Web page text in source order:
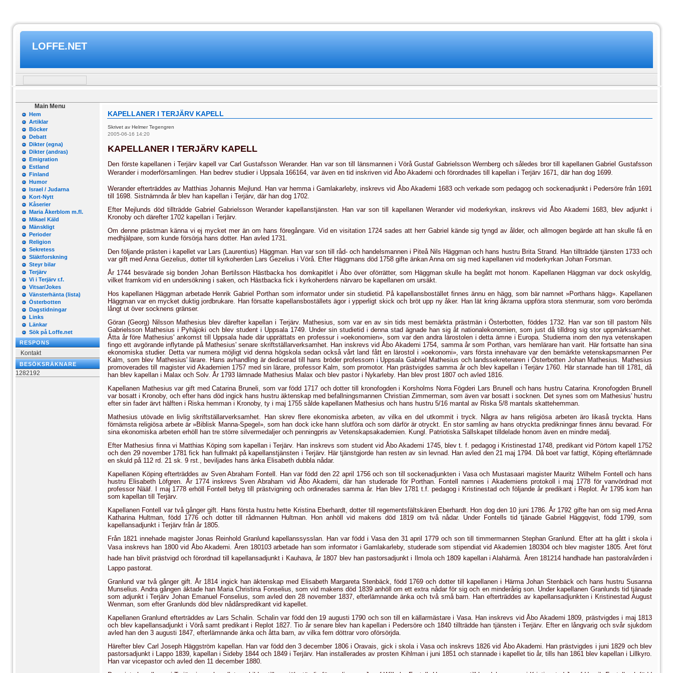
LOFFE.NET
Main Menu
Hem
Artiklar
Böcker
Debatt
Dikter (egna)
Dikter (andras)
Emigration
Estland
Finland
Humor
Israel / Judarna
Kort-Nytt
Kåserier
Maria Åkerblom m.fl.
Mikael Käld
Mänskligt
Perioder
Religion
Sekretess
Släktforskning
Steyr bilar
Terjärv
Vi i Terjärv r.f.
Vitsar/Jokes
Vänsterhänta (lista)
Österbotten
Dagstidningar
Links
Länkar
Sök på Loffe.net
RESPONS
Kontakt
BESÖKSRÄKNARE
1282192
KAPELLANER I TERJÄRV KAPELL
Skrivet av Helmer Tegengren
2005-06-16 14:20
KAPELLANER I TERJÄRV KAPELL
Den förste kapellanen i Terjärv kapell var Carl Gustafsson Werander. Han var son till länsmannen i Vörå Gustaf Gabriels­son Wernberg och således bror till kapellanen Gabriel Gustafsson
Werander i moderförsamlingen. Han bedrev studier i Uppsala 166164, var även en tid inskriven vid Åbo Akademi och förordnades till kapellan i Terjärv 1671, där han dog 1699.
Werander efterträddes av Matthias Johannis Mejlund. Han var hemma i Gamlakarleby, inskrevs vid Åbo Akademi 1683 och verkade som pedagog och sockenadjunkt i Pedersöre från 1691
till 1698. Sistnämnda år blev han kapellan i Terjärv, där han dog 1702.
Efter Mejlunds död tillträdde Gabriel Gabrielsson Werander kapellanstjänsten. Han var son till kapellanen Werander vid moderkyrkan, inskrevs vid Åbo Akademi 1683, blev adjunkt i
Kronoby och därefter 1702 kapellan i Terjärv.
Om denne prästman känna vi ej mycket mer än om hans föregångare. Vid en visitation 1724 sades att herr Gabriel kände sig tyngd av ålder, och allmogen begärde att han skulle få en
medhjälpare, som kunde försörja hans dotter. Han avled 1731.
Den följande prästen i kapellet var Lars (Laurentius) Häggman. Han var son till råd- och handelsmannen i Piteå Nils Häggman och hans hustru Brita Strand. Han tillträdde tjänsten 1733 och
var gift med Anna Gezelius, dotter till kyrkoherden Lars Gezelius i Vörå. Efter Häggmans död 1758 gifte änkan Anna om sig med kapellanen vid moder­kyrkan Johan Forsman.
År 1744 besvärade sig bonden Johan Bertilsson Hästbacka hos domkapitlet i Åbo över oförrätter, som Häggman skulle ha begått mot honom. Kapellanen Häggman var dock oskyl­dig,
vilket framkom vid en undersökning i saken, och Häst­backa fick i kyrkoherdens närvaro be kapellanen om ursäkt.
Hos kapellanen Häggman ar­betade Henrik Gabriel Porthan som informator under sin stu­dietid. På kapellansbostället finnes ännu en hägg, som bär namnet »Porthans hägg». Ka­pellanen
Häggman var en myc­ket duktig jordbrukare. Han försatte kapellansboställets ägor i ypperligt skick och bröt upp ny åker. Han lät kring åkrarna uppföra stora stenmurar, som voro berömda
långt ut över socknens grän­ser.
Göran (Georg) Nilsson Mat­hesius blev därefter kapellan i Terjärv. Mathesius, som var en av sin tids mest bemärkta prästmän i Österbotten, föddes 1732. Han var son till pas­torn Nils
Gabrielsson Mathesius i Pyhäjoki och blev student i Uppsala 1749. Under sin studietid i denna stad ägnade han sig åt nationalekonomien, som just då tilldrog sig stor uppmärksamhet.
Åtta år före Mathesius' ankomst till Upp­sala hade där upprättats en professur i »oekonomien», som var den andra lärostolen i detta ämne i Europa. Studierna inom den nya vetenskapen
fingo ett avgörande inflytande på Mathesius' senare skriftställarverksamhet. Han inskrevs vid Åbo Akademi 1754, samma år som Porthan, vars hemlärare han varit. Här fortsatte han sina
ekonomiska studier. Detta var numera möjligt vid denna högskola sedan också vårt land fått en lärostol i »oekonomi», vars första innehavare var den bemärkte vetenskapsmannen Per
Kalm, som blev Mathe­sius' lärare. Hans avhandling är dedicerad till hans bröder professorn i Uppsala Gabriel Mathesius och landssekreteraren i Österbotten Johan Mathesius. Mathesius
promoverades till magister vid Akademien 1757 med sin lärare, professor Kalm, som promotor. Han prästvigdes samma år och blev kapellan i Terjärv 1760. Här stannade han till 1781, då
han blev kapellan i Malax och Solv. År 1793 lämnade Mat­hesius Malax och blev pastor i Nykarleby. Han blev prost 1807 och avled 1816.
Kapellanen Mathesius var gift med Catarina Bruneli, som var född 1717 och dotter till kro­nofogden i Korsholms Norra Fögderi Lars Brunell och hans hustru Catarina. Kronofogden Brunell
var bosatt i Kronoby, och efter hans död ingick hans hustru äktenskap med befallningsmannen Christian Zimmerman, som även var bosatt i socknen. Det synes som om Mathesius' hustru
efter sin fader ärvt hälften i Riska hemman i Kronoby, ty i maj 1755 sålde kapellanen Mathesius och hans hustru 5/16 mantal av Riska 5/8 mantals skattehemman.
Mathesius utövade en livlig skriftställarverksamhet. Han skrev flere ekonomiska arbeten, av vilka en del utkommit i tryck. Några av hans religiösa arbeten äro likaså tryckta. Hans
förnämsta religiösa arbete är »Biblisk Manna-Spegel», som han dock icke hann slutföra och som därför är otryckt. En stor samling av hans otryckta predikningar finnes ännu bevarad. För
sina ekonomiska arbeten erhöll han tre större silvermedaljer och penningpris av Vetenskapsakademien. Kungl. Patriotiska Sällskapet tilldelade honom även en mindre medalj.
Efter Mathesius finna vi Matthias Köping som kapellan i Terjärv. Han inskrevs som student vid Åbo Akademi 1745, blev t. f. pedagog i Kristinestad 1748, predikant vid Pörtom kapell 1752
och den 29 november 1781 fick han fullmakt på kapellanstjänsten i Terjärv. Här tjänstgjorde han resten av sin levnad. Han avled den 21 maj 1794. Då boet var fattigt, Köping efterlämnade
en skuld på 112 rd. 21 sk. 9 rst., bevilja­des hans änka Elisabeth dubbla nådar.
Kapellanen Köping efterträddes av Sven Abraham Fontell. Han var född den 22 april 1756 och son till sockenadjunkten i Vasa och Mustasaari magister Mauritz Wilhelm Fontell och hans
hustru Elisabeth Löfgren. År 1774 inskrevs Sven Abra­ham vid Åbo Akademi, där han studerade för Porthan. Fon­tell namnes i Akademiens protokoll i maj 1778 för vanvörd­nad mot
professor Nääf. I maj 1778 erhöll Fontell betyg till prästvigning och ordinerades samma år. Han blev 1781 t.f. pedagog i Kristinestad och följande år predikant i Replot. År 1795 kom han
som kapellan till Terjärv.
Kapellanen Fontell var två gånger gift. Hans första hustru hette Kristina Eberhardt, dotter till regementsfältskären Eberhardt. Hon dog den 10 juni 1786. År 1792 gifte han om sig med Anna
Katharina Hultman, född 1776 och dotter till rådmannen Hultman. Hon anhöll vid makens död 1819 om två nådar. Under Fontells tid tjänade Gabriel Häggqvist, född 1799, som
kapellansadjunkt i Terjärv från år 1805.
Från 1821 innehade magister Jonas Reinhold Granlund kapellanssysslan. Han var född i Vasa den 31 april 1779 och son till timmermannen Stephan Granlund. Efter att ha gått i skola i
Vasa inskrevs han 1800 vid Åbo Akademi. Åren 180103 arbetade han som informator i Gamlakarleby, stu­derade som stipendiat vid Akademien 180304 och blev magister 1805. Året förut
hade han blivit prästvigd och för­ordnad till kapellansadjunkt i Kauhava, år 1807 blev han pastorsadjunkt i Ilmola och 1809 kapellan i Alahärmä. Åren 181214 handhade han pastoralvården i
Lappo pasto­rat.
Granlund var två gånger gift. År 1814 ingick han äktenskap med Elisabeth Margareta Stenbäck, född 1769 och dotter till kapellanen i Härma Johan Stenbäck och hans hustru Susanna
Munselius. Andra gången äktade han Maria Christina Fonselius, som vid makens död 1839 anhöll om ett extra nådar för sig och en minderårig son. Under kapellanen Granlunds tid tjänade
som adjunkt i Terjärv Johan Emanuel Fonselius, som avled den 28 november 1837, efterlämnande änka och två små barn. Han efterträddes av kapellansadjunkten i Kristinestad August
Wenman, som efter Granlunds död blev nådårspredikant vid kapellet.
Kapellanen Granlund efterträd­des av Lars Schalin. Schalin var född den 19 augusti 1790 och son till en källarmästare i Vasa. Han inskrevs vid Åbo Akademi 1809, prästvigdes i maj 1813
och blev kapellansadjunkt i Vörå samt pre­dikant i Replot 1827. Tio år se­nare blev han kapellan i Pedersöre och 1840 tillträdde han tjän­sten i Terjärv. Efter en lång­varig och svår sjukdom
avled han den 3 augusti 1847, efterläm­nande änka och åtta barn, av vilka fem döttrar voro oförsörjda.
Härefter blev Carl Joseph Häggström kapellan. Han var född den 3 december 1806 i Oravais, gick i skola i Vasa och inskrevs 1826 vid Åbo Akademi. Han prästvigdes i juni 1829 och blev
pastorsadjunkt i Lappo 1839, kapellan i Sideby 1844 och 1849 i Terjärv. Han installerades av prosten Kihlman i juni 1851 och stannade i kapellet tio år, tills han 1861 blev kapellan i Lillkyro.
Han var vicepastor och avled den 11 december 1880.